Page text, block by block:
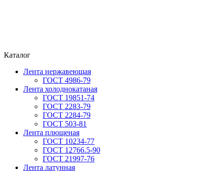
Каталог
Лента нержавеющая
ГОСТ 4986-79
Лента холоднокатаная
ГОСТ 19851-74
ГОСТ 2283-79
ГОСТ 2284-79
ГОСТ 503-81
Лента плющеная
ГОСТ 10234-77
ГОСТ 12766.5-90
ГОСТ 21997-76
Лента латунная